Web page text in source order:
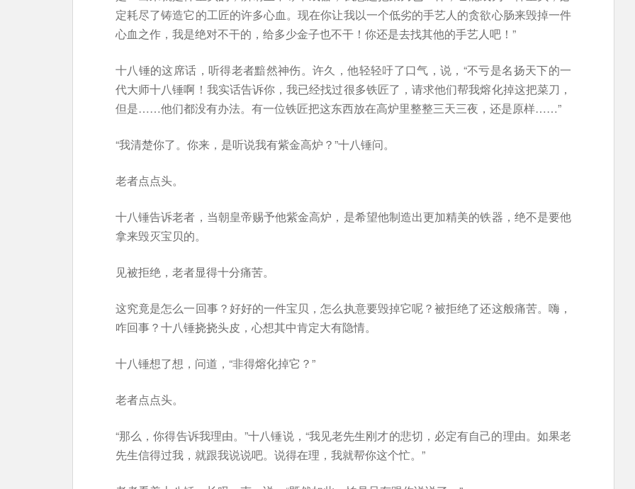
定耗尽了铸造它的工匠的许多心血。现在你让我以一个低劣的手艺人的贪欲心肠来毁掉一件
心血之作，我是绝对不干的，给多少金子也不干！你还是去找其他的手艺人吧！”
十八锤的这席话，听得老者黯然神伤。许久，他轻轻吁了口气，说，“不亏是名扬天下的一
代大师十八锤啊！我实话告诉你，我已经找过很多铁匠了，请求他们帮我熔化掉这把菜刀，
但是……他们都没有办法。有一位铁匠把这东西放在高炉里整整三天三夜，还是原样……”
“我清楚你了。你来，是听说我有紫金高炉？”十八锤问。
老者点点头。
十八锤告诉老者，当朝皇帝赐予他紫金高炉，是希望他制造出更加精美的铁器，绝不是要他
拿来毁灭宝贝的。
见被拒绝，老者显得十分痛苦。
这究竟是怎么一回事？好好的一件宝贝，怎么执意要毁掉它呢？被拒绝了还这般痛苦。嗨，
咋回事？十八锤挠挠头皮，心想其中肯定大有隐情。
十八锤想了想，问道，“非得熔化掉它？”
老者点点头。
“那么，你得告诉我理由。”十八锤说，“我见老先生刚才的悲切，必定有自己的理由。如果老
先生信得过我，就跟我说说吧。说得在理，我就帮你这个忙。”